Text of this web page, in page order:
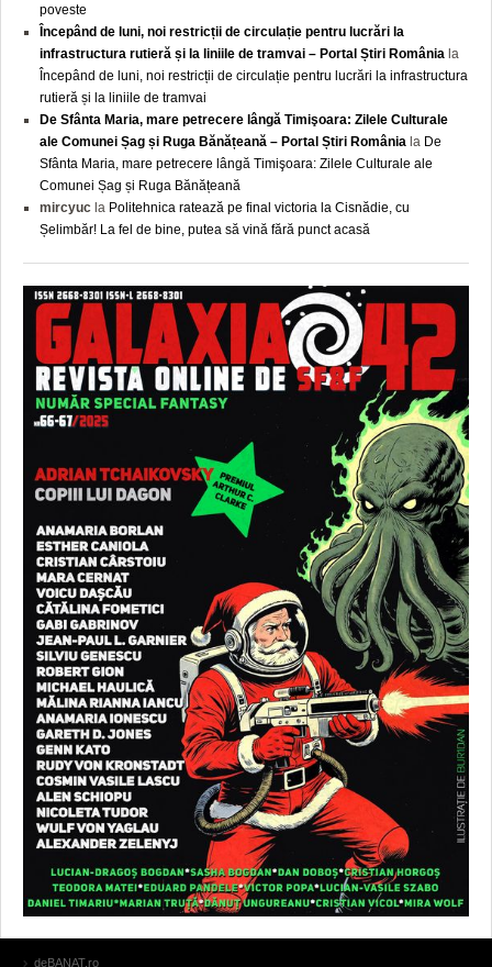
poveste
Începând de luni, noi restricții de circulație pentru lucrări la
infrastructura rutieră și la liniile de tramvai – Portal Știri România la
Începând de luni, noi restricții de circulație pentru lucrări la infrastructura
rutieră și la liniile de tramvai
De Sfânta Maria, mare petrecere lângă Timişoara: Zilele Culturale
ale Comunei Șag și Ruga Bănățeană – Portal Știri România la De
Sfânta Maria, mare petrecere lângă Timişoara: Zilele Culturale ale
Comunei Șag și Ruga Bănățeană
mircyuc la Politehnica ratează pe final victoria la Cisnădie, cu
Șelimbăr! La fel de bine, putea să vină fără punct acasă
deBANAT.ro